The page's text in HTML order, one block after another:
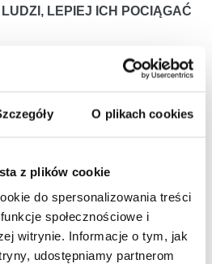
O plikach cookies
z plików cookie
do spersonalizowania treści
społecznościowe i
witrynie. Informacje o tym, jak
udostępniamy partnerom
LEPIEJ ICH POCIĄGAĆ